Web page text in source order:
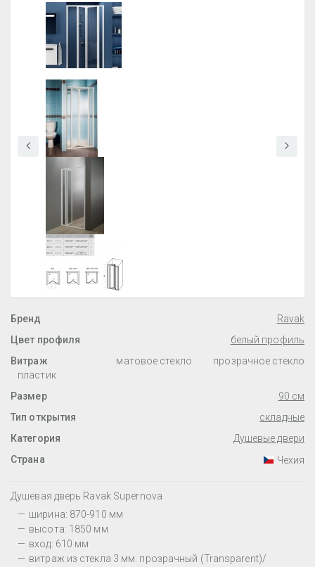
Бренд
Ravak
Цвет профиля
белый профиль
Витраж
матовое стекло
прозрачное стекло
пластик
Размер
90 см
Тип открытия
складные
Категория
Душевые двери
Страна
Чехия
Душевая дверь Ravak Supernova
ширина: 870-910 мм
высота: 1850 мм
вход: 610 мм
витраж из стекла 3 мм: прозрачный (Transparent)/